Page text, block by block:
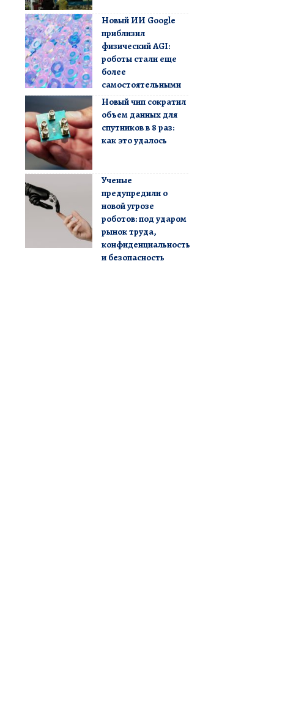
Новый ИИ Google
приблизил
физический AGI:
роботы стали еще
более
самостоятельными
Новый чип сократил
объем данных для
спутников в 8 раз:
как это удалось
Ученые
предупредили о
новой угрозе
роботов: под ударом
рынок труда,
конфиденциальность
и безопасность